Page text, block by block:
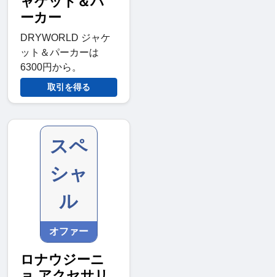
ーカー
DRYWORLD ジャケ
ット＆パーカーは
6300円から。
取引を得る
スペ
シャ
ル
オファー
ロナウジーニ